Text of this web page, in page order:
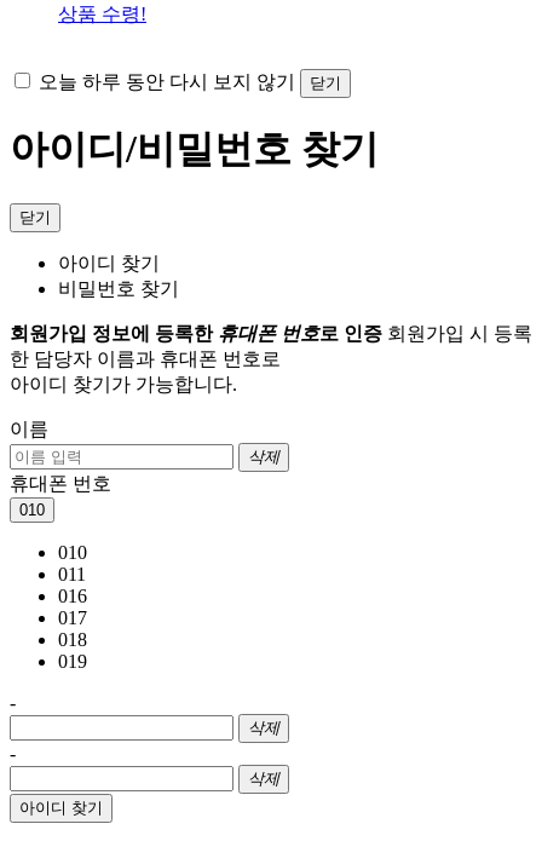
상품 수령!
오늘 하루 동안 다시 보지 않기 닫기
아이디/비밀번호 찾기
닫기
아이디 찾기
비밀번호 찾기
회원가입 정보에 등록한 휴대폰 번호로 인증 회원가입 시 등록
한 담당자 이름과 휴대폰 번호로
아이디 찾기가 가능합니다.
이름
삭제
휴대폰 번호
010
010
011
016
017
018
019
-
삭제
-
삭제
아이디 찾기